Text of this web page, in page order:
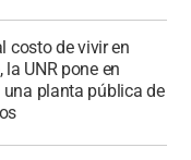
costo de vivir en
la UNR pone en
una planta pública de